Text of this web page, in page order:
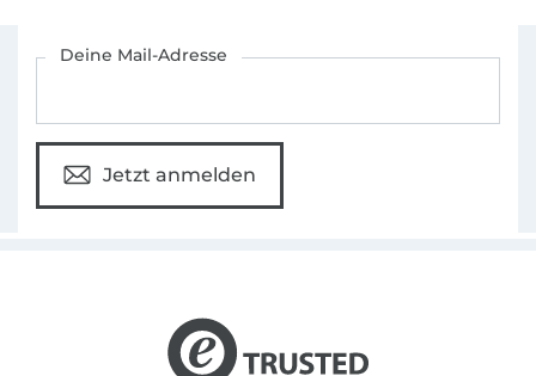
Deine Mail-Adresse
Jetzt anmelden